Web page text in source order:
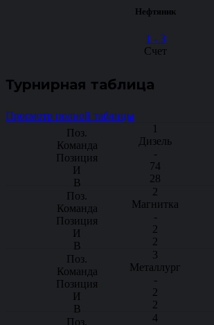
Нефтяник
1 - 3
Счет
Турнирная таблица
Просмотр полной таблицы
1
Дизель
-
74
28
2
Магнитка
-
2
2
3
Металлург
-
2
2
4